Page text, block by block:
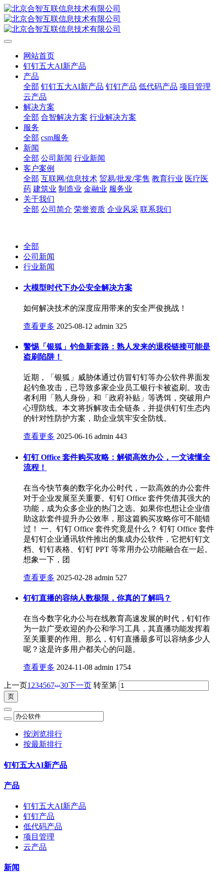
网站首页
钉钉五大AI新产品
产品
全部 钉钉五大AI新产品 钉钉产品 低代码产品 项目管理
云产品
解决方案
全部 合智解决方案 行业解决方案
服务
全部 csm服务
新闻
全部 公司新闻 行业新闻
客户案例
全部 互联网/信息技术 贸易/批发/零售 教育行业 医疗医
药 建筑业 制造业 金融业 服务业
关于我们
全部 公司简介 荣誉资质 企业风采 联系我们
全部
公司新闻
行业新闻
大模型时代下办公安全解决方案
如何解决技术的深度应用带来的安全严俊挑战！
查看更多 2025-08-12 admin 325
警惕「银狐」钓鱼新套路：熟人发来的退税链接可能是
盗刷陷阱！
近期，「银狐」威胁体通过仿冒钉钉等办公软件界面发
起钓鱼攻击，已导致多家企业员工银行卡被盗刷。攻击
者利用「熟人身份」和「政府补贴」等诱饵，突破用户
心理防线。本文将拆解攻击全链条，并提供钉钉生态内
的针对性防护方案，助企业筑牢安全防线。
查看更多 2025-06-16 admin 443
钉钉 Office 套件购买攻略：解锁高效办公，一文读懂全
流程！
在当今快节奏的数字化办公时代，一款高效的办公套件
对于企业发展至关重要。钉钉 Office 套件凭借其强大的
功能，成为众多企业的热门之选。如果你也想让企业借
助这款套件提升办公效率，那这篇购买攻略你可不能错
过！ 一、钉钉 Office 套件究竟是什么？ 钉钉 Office 套件
是钉钉企业通讯软件推出的集成办公软件，它把钉钉文
档、钉钉表格、钉钉 PPT 等常用办公功能融合在一起。
想象一下，团
查看更多 2025-02-28 admin 527
钉钉直播的容纳人数极限，你真的了解吗？
在当今数字化办公与在线教育高速发展的时代，钉钉作
为一款广受欢迎的办公和学习工具，其直播功能发挥着
至关重要的作用。那么，钉钉直播最多可以容纳多少人
呢？这是许多用户都关心的问题。
查看更多 2024-11-08 admin 1754
上一页1 234567...30下一页 转至第
按浏览排行
按最新排行
钉钉五大AI新产品
产品
钉钉五大AI新产品
钉钉产品
低代码产品
项目管理
云产品
新闻